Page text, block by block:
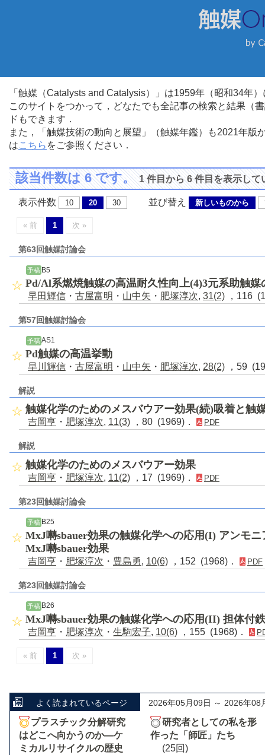
「触媒（Catalysts and Catalysis）」は1959年（昭和34年
このサイトをつかって，どなたでも全記事の検索と結果（
ドもできます．
また，「触媒技術の動向と展望」（触媒年鑑）も2021年
はこちら をご参照ください．
該当件数は 6 です。1 件目から 6 件目を表示して
表示件数 10 20 30 並び替え 新しいものから
« 前 1 次 »
第63回触媒討論会
予稿 B5
Pd/Al系燃焼触媒の高温耐久性向上(4)3元系助触媒
早田輝信 ・ 古屋富明 ・ 山中矢 ・ 肥塚淳次, 31(2) ，116
第57回触媒討論会
予稿 AS1
Pd触媒の高温挙動
早川輝信 ・ 古屋富明 ・ 山中矢 ・ 肥塚淳次, 28(2) ，59
解説
触媒化学のためのメスバウアー効果(続)吸着と触
吉岡亨 ・ 肥塚淳次, 11(3) ，80 (1969)． PDF
解説
触媒化学のためのメスバウアー効果
吉岡亨 ・ 肥塚淳次, 11(2) ，17 (1969)． PDF
第23回触媒討論会
予稿 B25
MxJ囀sbauer効果の触媒化学への応用(I) アンモ
MxJ囀sbauer効果
吉岡亨 ・ 肥塚淳次 ・ 豊島勇, 10(6) ，152 (1968)． PDF
第23回触媒討論会
予稿 B26
MxJ囀sbauer効果の触媒化学への応用(II) 担体付
吉岡亨 ・ 肥塚淳次 ・ 生駒宏子, 10(6) ，155 (1968)．
« 前 1 次 »
よく読まれているページ 2026年05月09日 ～ 2026年08
プラスチック分解研究
はどこへ向かうのか―ケ
ミカルリサイクルの歴史
研究者としての私を形
作った「師匠」たち
(25回)